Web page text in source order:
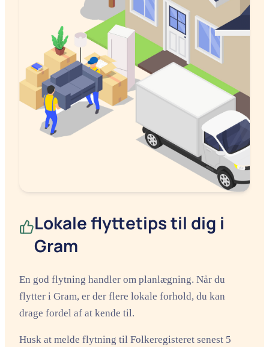
Lokale flyttetips til dig i
Gram
En god flytning handler om planlægning. Når du
flytter i Gram, er der flere lokale forhold, du kan
drage fordel af at kende til.
Husk at melde flytning til Folkeregisteret senest 5